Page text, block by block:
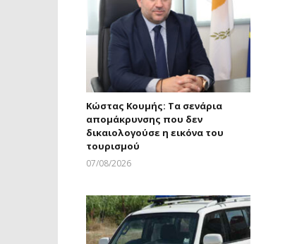
Κώστας Κουμής: Τα σενάρια
απομάκρυνσης που δεν
δικαιολογούσε η εικόνα του
τουρισμού
07/08/2026